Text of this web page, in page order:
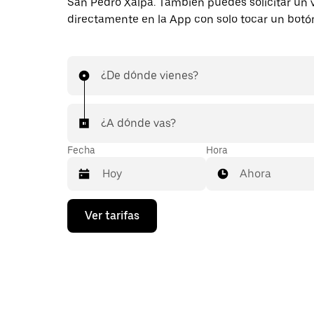
directamente en la App con solo tocar un
¿De dónde vienes?
¿A dónde vas?
Fecha
Presiona
flecha
Hora
Ahora
Ver tarifas